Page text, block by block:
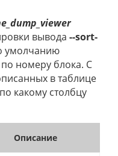
вывода --sort-
умолчанию
номеру блока. С
в таблице
какому столбцу
Описание